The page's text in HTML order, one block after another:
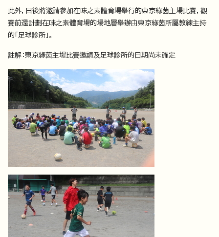
此外，日後將邀請參加在味之素體育場舉行的東京綠茵主場比賽，觀
賽前還計劃在味之素體育場的場地層舉辦由東京綠茵所屬教練主持
的「足球診所」。
註解：東京綠茵主場比賽邀請及足球診所的日期尚未確定